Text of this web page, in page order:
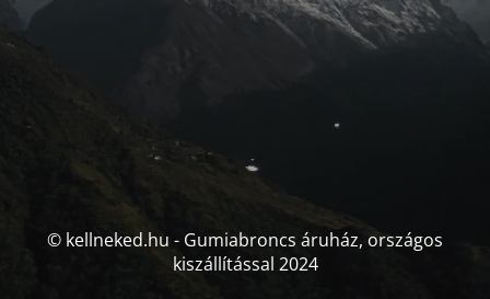
© kellneked.hu - Gumiabroncs áruház, országos
kiszállítással 2024